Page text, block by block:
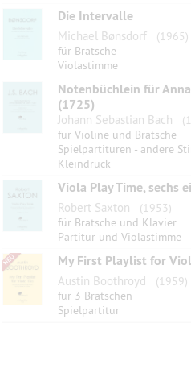
Die Intervalle
Michael Bønsdorf
(1965)
für Bratsche
Violastimme
Notenbüchlein für
(1725)
Johann Sebastian Bach
für Violine und Bratsche
Spielpartituren - andere
Kleindruck
Viola Play Time, sechs
Robert Saxton
(1953)
für Bratsche und Klavier
Partitur und Violastimme
My First Playlist for
Austin Boothroyd
(1959)
für 3 Bratschen
Spielpartitur